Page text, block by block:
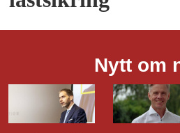
Nytt om